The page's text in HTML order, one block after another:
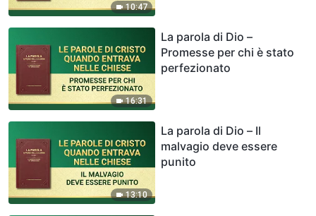
10:47
16:31
La parola di Dio –
Promesse per chi è stato
perfezionato
13:10
La parola di Dio – Il
malvagio deve essere
punito